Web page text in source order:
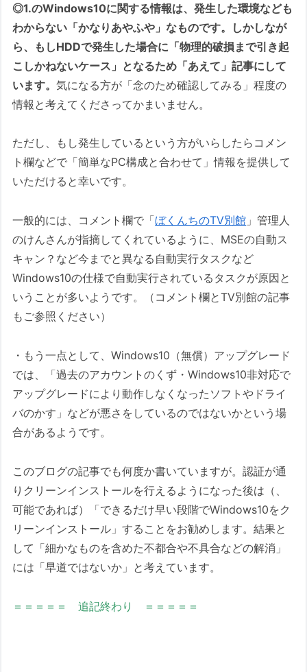
◎1.のWindows10に関する情報は、発生した環境なども
わからない「かなりあやふや」なものです。しかしなが
ら、もしHDDで発生した場合に「物理的破損まで引き起
こしかねないケース」となるため「あえて」記事にして
います。気になる方が「念のため確認してみる」程度の
情報と考えてくださってかまいません。
ただし、もし発生しているという方がいらしたらコメン
ト欄などで「簡単なPC構成と合わせて」情報を提供して
いただけると幸いです。
一般的には、コメント欄で「ぼくんちのTV別館 」管理人
のけんさんが指摘してくれているように、MSEの自動ス
キャン？など今までと異なる自動実行タスクなど
Windows10の仕様で自動実行されているタスクが原因と
いうことが多いようです。（コメント欄とTV別館の記事
もご参照ください）
・もう一点として、Windows10（無償）アップグレード
では、「過去のアカウントのくず・Windows10非対応で
アップグレードにより動作しなくなったソフトやドライ
バのかす」などが悪さをしているのではないかという場
合があるようです。
このブログの記事でも何度か書いていますが。認証が通
りクリーンインストールを行えるようになった後は（、
可能であれば）「できるだけ早い段階でWindows10をク
リーンインストール」することをお勧めします。結果と
して「細かなものを含めた不都合や不具合などの解消」
には「早道ではないか」と考えています。
＝＝＝＝＝ 追記終わり ＝＝＝＝＝